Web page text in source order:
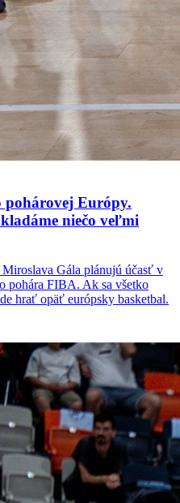
Európy.
niečo veľmi
Gála plánujú účasť v
pohára FIBA. Ak sa všetko
hrať opäť európsky basketbal.